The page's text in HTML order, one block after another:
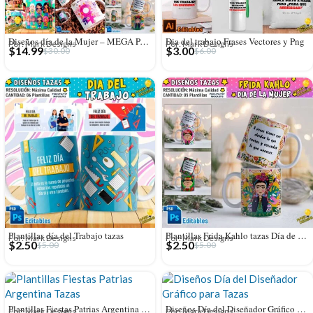
Diseños día de la Mujer – MEGA PACK
Por: Mark Designs
$30.00
$14.99
Dia del trabajo Frases Vectores y Png
Por: Mark Designs
$6.00
$3.00
Plantillas día del Trabajo tazas
Por: Mark Designs
$5.00
$2.50
Plantillas Frida Kahlo tazas Día de la mujer
Por: Mark Designs
$5.00
$2.50
Plantillas Fiestas Patrias Argentina Tazas Diseños Día del Diseñador Gráfico para Tazas